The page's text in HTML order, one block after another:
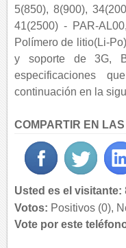
5(850), 8(900),
41(2500) - PAR-
Polímero de litio(Li-
y soporte de 3G,
especificaciones
continuación en la
COMPARTIR EN
Usted es el visitante:
Votos: Positivos (0),
Vote por este